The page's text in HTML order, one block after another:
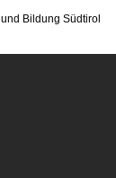
Südtirol